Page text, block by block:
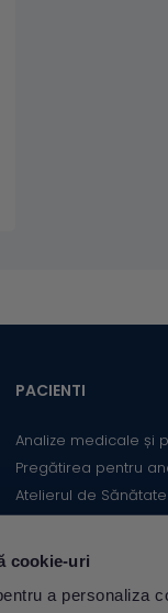
cookie-uri
a personaliza
PACIENTI
Analize medicale și
Pregătirea pentru
Atelierul de Sănătate
Informații utile
Locații